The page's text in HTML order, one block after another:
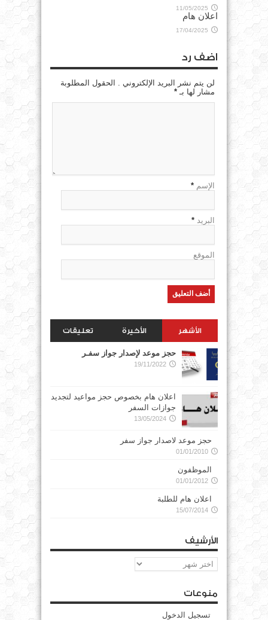
11/05/2025
اعلان هام
17/04/2025
اضف رد
لن يتم نشر البريد الإلكتروني . الحقول المطلوبة
مشار لها بـ *
الإسم *
البريد *
الموقع
الأشهر الأخيرة تعليقات
حجز موعد لإصدار جواز سفـر
19/11/2022
اعلان هام بخصوص حجز مواعيد لتجديد
جوازات السفر
13/05/2024
حجز موعد لاصدار جواز سفر
01/01/2010
الموظفون
01/01/2012
اعلان هام للطلبة
15/07/2014
الأرشيف
الأرشيف
منوعات
تسجيل الدخول